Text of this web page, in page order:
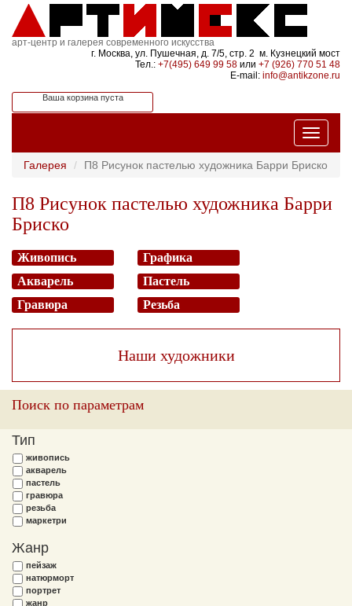
арт-центр и галерея современного искусства
г. Москва, ул. Пушечная, д. 7/5, стр. 2 м. Кузнецкий мост
Тел.: +7(495) 649 99 58 или +7 (926) 770 51 48
E-mail: info@antikzone.ru
Ваша корзина пуста
Галерея П8 Рисунок пастелью художника Барри Бриско
П8 Рисунок пастелью художника Барри
Бриско
Живопись
Графика
Акварель
Пастель
Гравюра
Резьба
Наши художники
Поиск по параметрам
Тип
живопись
акварель
пастель
гравюра
резьба
маркетри
Жанр
пейзаж
натюрморт
портрет
жанр